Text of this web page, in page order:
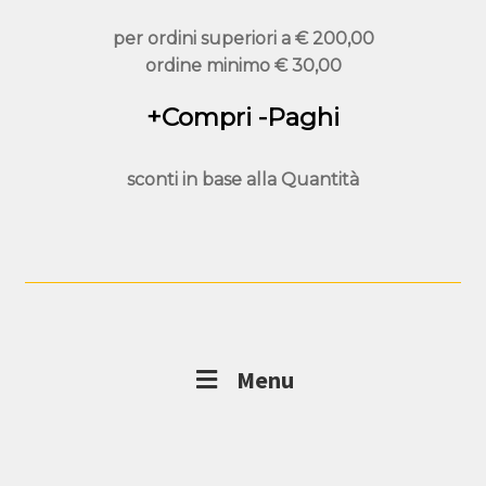
per ordini superiori a € 200,00
ordine minimo€ 30,00
+Compri -Paghi
sconti in base alla Quantità
Menu